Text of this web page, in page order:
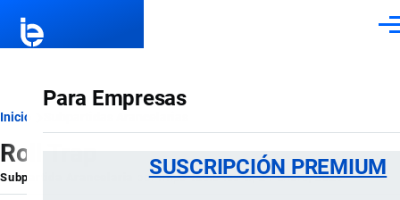
Para Empresas
SUSCRIPCIÓN PREMIUM
Ruta
de
navegación
Inicio
Roll Trap
Subpartida Arancelaria porImportaciones …, 24 Enero, 2025